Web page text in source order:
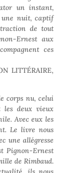
un instant,
une nuit, captif
de tout
Ernest aux
ces
LITTÉRAIRE,
corps nu, celui
les deux vieux
Avec eux les
Le livre nous
une allégresse
Pignon-Ernest
de Rimbaud.